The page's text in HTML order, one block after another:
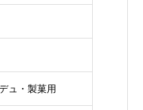
ュ・製菓用